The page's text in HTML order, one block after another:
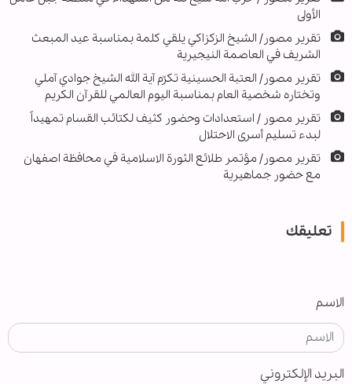
الأولى
تقرير مصور/ الشيخ الزكزاكي يلقي كلمة بمناسبة عيد المبعث
الشريف في العاصمة النيجيرية
تقرير مصور/ العتبة الحسينية تكرّم آية الله الشيخ جوادي آملي
وتختاره شخصية العام بمناسبة اليوم العالمي للقرآن الكريم
تقرير مصور / استعدادات وحضور كثيف لكتائب القسام تمهيداً
لبدء تسليم أسرى الاحتلال
تقرير مصور/ مؤتمر طلائع الثورة الاسلامية في محافظة اصفهان
مع حضور جماهيرية
تعليقك
الاسم
البريد الإلكتروني